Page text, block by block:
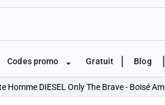
Codes promo Gratuit Blog
Homme DIESEL Only The Brave - Boisé